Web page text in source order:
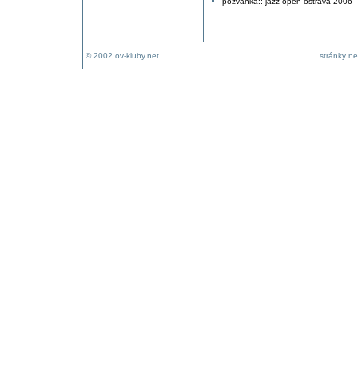
© 2002 ov-kluby.net stránky